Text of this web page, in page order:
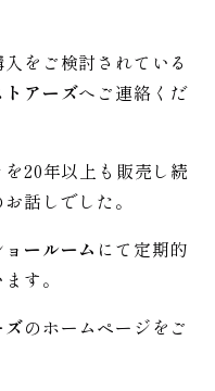
をご検討されている
トアーズへご連絡くだ
20年以上も販売し続
話しでした。
ールーム にて定期的
す。
ズのホームページをご